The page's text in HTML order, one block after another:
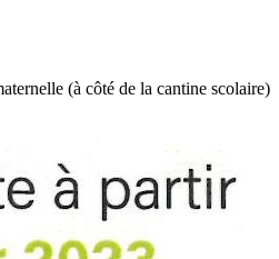
(à côté de la cantine scolaire)